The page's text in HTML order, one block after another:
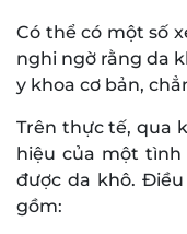
Có thể có một số
nghi ngờ rằng da
y khoa cơ bản,
Trên thực tế, qua
hiệu của một tình
được da khô.
gồm: